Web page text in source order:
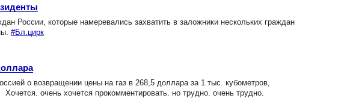
России, которые намеревались захватить в заложники нескольких граждан
#Бл.цирк
о возвращении цены на газ в 268,5 доллара за 1 тыс. кубометров,
очень хочется прокомментировать. но трудно. очень трудно.